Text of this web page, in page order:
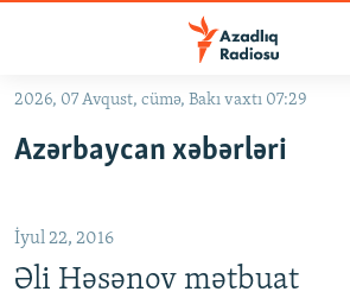
Əsas
qayıt
qayıt
Axtarışa
#ƏSLINDƏ
2026, 07 Avqust, cümə, Bakı vaxtı 07:29
Azərbaycan xəbərləri
İyul 22, 2016
Əli Həsənov mətbuat